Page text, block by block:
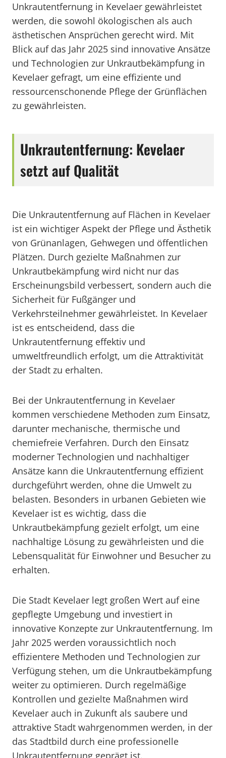
Unkrautentfernung in Kevelaer gewährleistet
werden, die sowohl ökologischen als auch
ästhetischen Ansprüchen gerecht wird. Mit
Blick auf das Jahr 2025 sind innovative Ansätze
und Technologien zur Unkrautbekämpfung in
Kevelaer gefragt, um eine effiziente und
ressourcenschonende Pflege der Grünflächen
zu gewährleisten.
Unkrautentfernung: Kevelaer
setzt auf Qualität
Die Unkrautentfernung auf Flächen in Kevelaer
ist ein wichtiger Aspekt der Pflege und Ästhetik
von Grünanlagen, Gehwegen und öffentlichen
Plätzen. Durch gezielte Maßnahmen zur
Unkrautbekämpfung wird nicht nur das
Erscheinungsbild verbessert, sondern auch die
Sicherheit für Fußgänger und
Verkehrsteilnehmer gewährleistet. In Kevelaer
ist es entscheidend, dass die
Unkrautentfernung effektiv und
umweltfreundlich erfolgt, um die Attraktivität
der Stadt zu erhalten.
Bei der Unkrautentfernung in Kevelaer
kommen verschiedene Methoden zum Einsatz,
darunter mechanische, thermische und
chemiefreie Verfahren. Durch den Einsatz
moderner Technologien und nachhaltiger
Ansätze kann die Unkrautentfernung effizient
durchgeführt werden, ohne die Umwelt zu
belasten. Besonders in urbanen Gebieten wie
Kevelaer ist es wichtig, dass die
Unkrautbekämpfung gezielt erfolgt, um eine
nachhaltige Lösung zu gewährleisten und die
Lebensqualität für Einwohner und Besucher zu
erhalten.
Die Stadt Kevelaer legt großen Wert auf eine
gepflegte Umgebung und investiert in
innovative Konzepte zur Unkrautentfernung. Im
Jahr 2025 werden voraussichtlich noch
effizientere Methoden und Technologien zur
Verfügung stehen, um die Unkrautbekämpfung
weiter zu optimieren. Durch regelmäßige
Kontrollen und gezielte Maßnahmen wird
Kevelaer auch in Zukunft als saubere und
attraktive Stadt wahrgenommen werden, in der
das Stadtbild durch eine professionelle
Unkrautentfernung geprägt ist.